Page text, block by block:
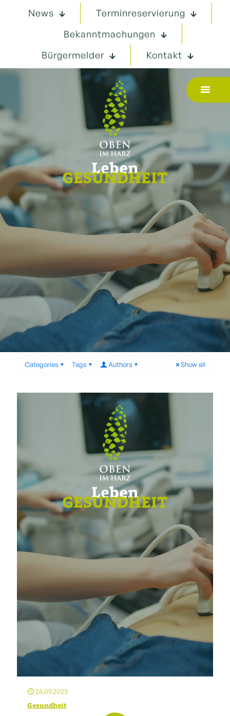
News
Terminreservierung
Bekanntmachungen
Bürgermelder
Kontakt
Leben
GESUNDHEIT
Categories Tags Authors Show all
Leben
GESUNDHEIT
26.09.2023
Gesundheit